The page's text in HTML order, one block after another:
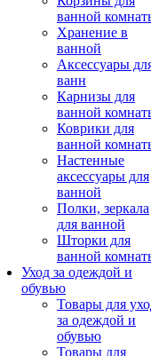
ванной
Хранение в
ванной
Аксессуары
ванн
Карнизы для
ванной
Коврики для
ванной
Настенные
аксессуары для
ванной
Полки, зеркала
для ванной
Шторки для
ванной
Уход за одеждой и
обувью
Товары для
за одеждой и
обувью
Товары для